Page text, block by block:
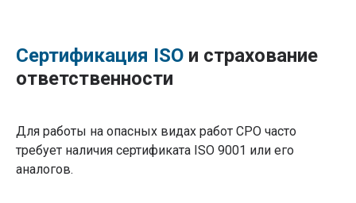
Сертификация ISO и страхование
ответственности
Для работы на опасных видах работ СРО часто
требует наличия сертификата ISO 9001 или его
аналогов.